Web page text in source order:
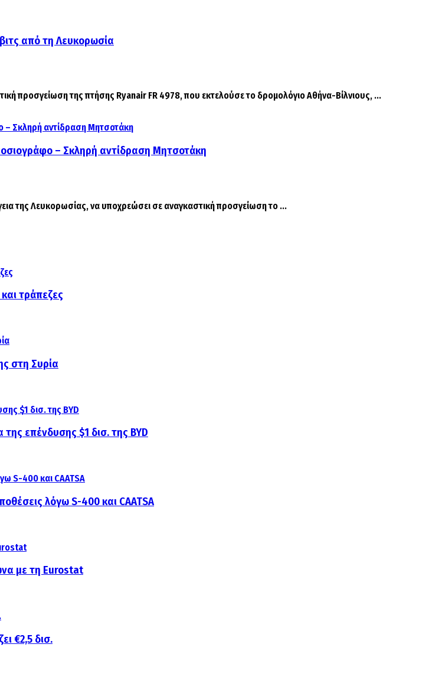
από τη Λευκορωσία
προσγείωση της πτήσης Ryanair FR 4978, που εκτελούσε το δρομολόγιο Αθήνα-Βίλνιους, ...
– Σκληρή αντίδραση Μητσοτάκη
της Λευκορωσίας, να υποχρεώσει σε αναγκαστική προσγείωση το ...
τράπεζες
στη Συρία
επένδυσης $1 δισ. της BYD
λόγω S-400 και CAATSA
με τη Eurostat
€2,5 δισ.